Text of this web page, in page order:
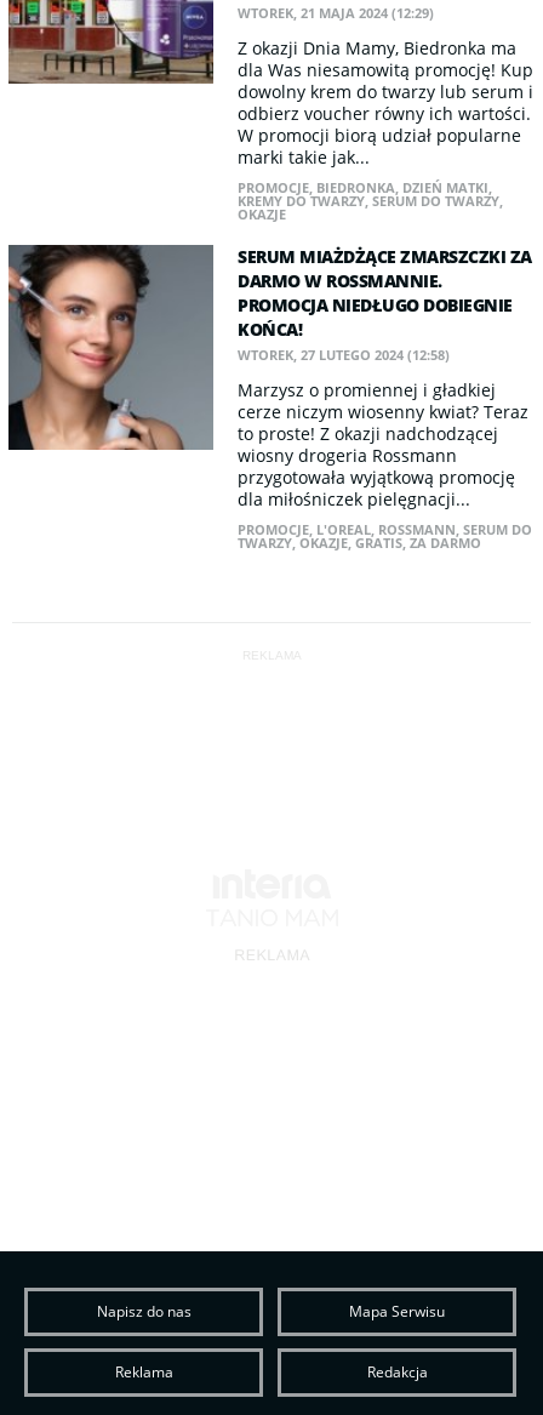
WTOREK, 21 MAJA 2024 (12:29)
Z okazji Dnia Mamy, Biedronka ma
dla Was niesamowitą promocję! Kup
dowolny krem do twarzy lub serum i
odbierz voucher równy ich wartości.
W promocji biorą udział popularne
marki takie jak...
PROMOCJE, BIEDRONKA, DZIEŃ MATKI,
KREMY DO TWARZY,SERUM DO TWARZY,
OKAZJE
SERUM MIAŻDŻĄCE ZMARSZCZKI ZA
DARMO W ROSSMANNIE.
PROMOCJA NIEDŁUGO DOBIEGNIE
KOŃCA!
WTOREK, 27 LUTEGO 2024 (12:58)
Marzysz o promiennej i gładkiej
cerze niczym wiosenny kwiat? Teraz
to proste! Z okazji nadchodzącej
wiosny drogeria Rossmann
przygotowała wyjątkową promocję
dla miłośniczek pielęgnacji...
PROMOCJE, L'OREAL, ROSSMANN,SERUM DO
TWARZY,OKAZJE,GRATIS,ZA DARMO
REKLAMA
Napisz do nas Mapa Serwisu
Reklama Redakcja